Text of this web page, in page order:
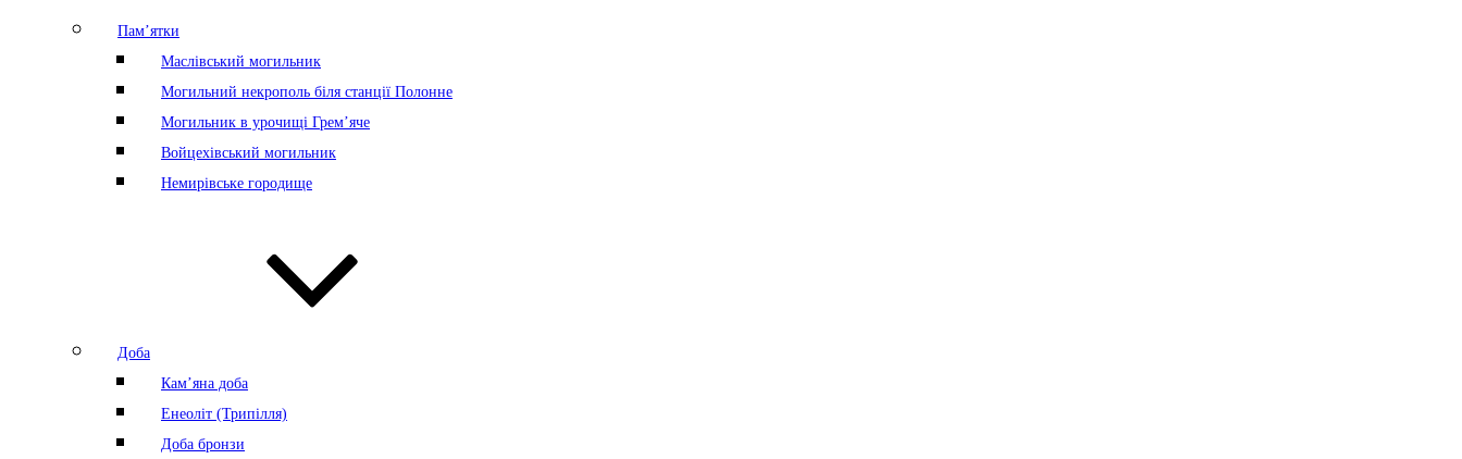
Пам’ятки
Маслівський могильник
Могильний некрополь біля станції Полонне
Могильник в урочищі Грем’яче
Войцехівський могильник
Немирівське городище
Доба
Кам’яна доба
Енеоліт (Трипілля)
Доба бронзи